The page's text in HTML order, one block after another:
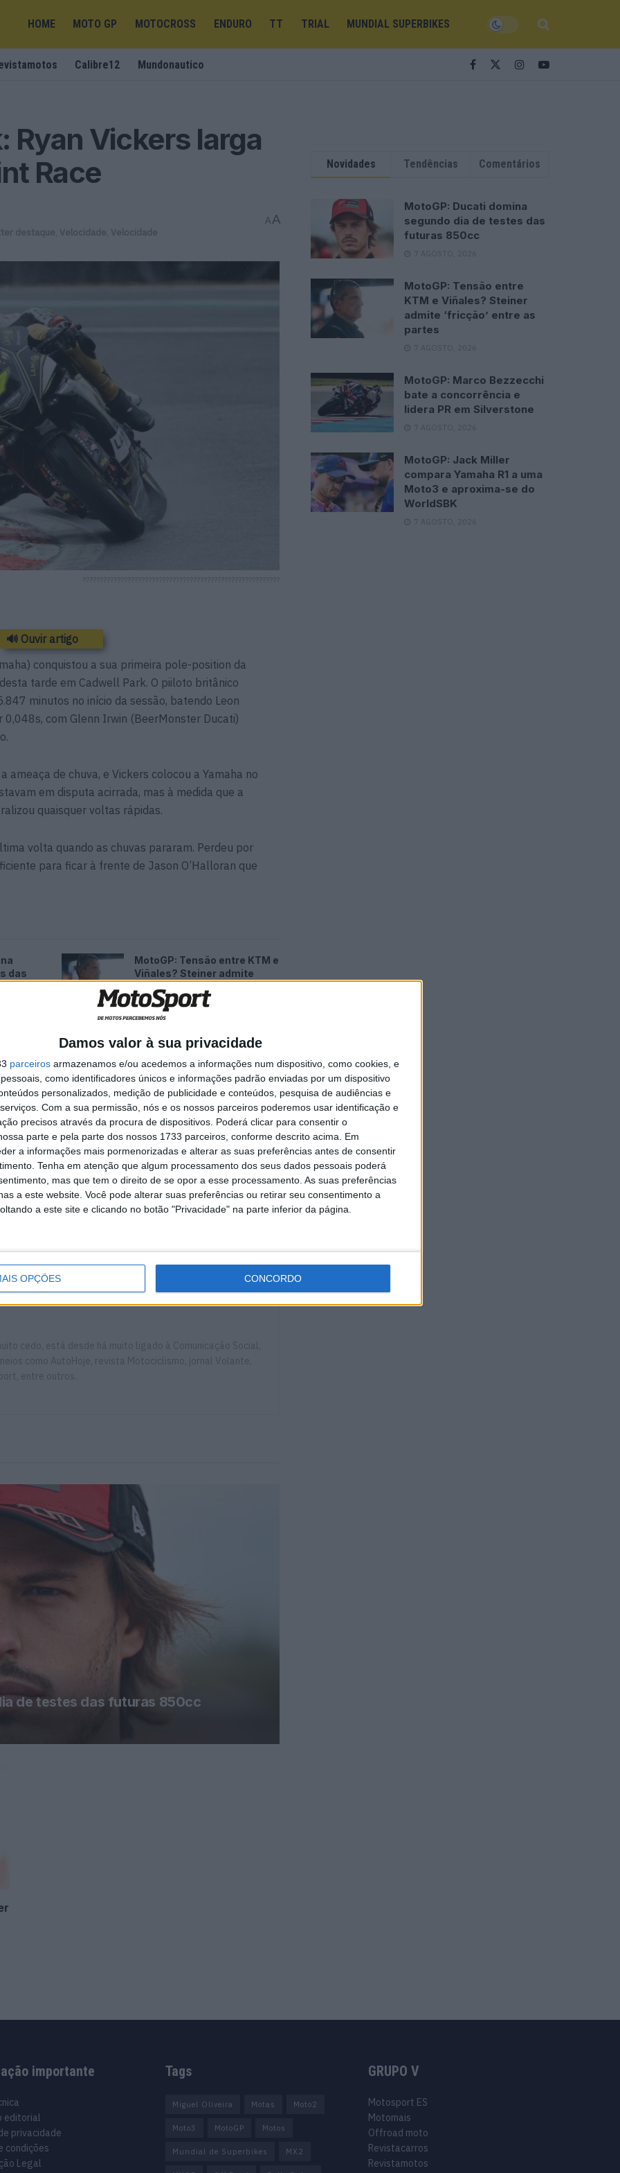
Damos valor à sua privacidade
parceiros armazenamos e/ou acedemos a informações num dispositivo, como cookies, e
como identificadores únicos e informações padrão enviadas por um dispositivo
personalizados, medição de publicidade e conteúdos, pesquisa de audiências e
Com a sua permissão, nós e os nossos parceiros poderemos usar identificação e
precisos através da procura de dispositivos. Poderá clicar para consentir o
parte e pela parte dos nossos 1733 parceiros, conforme descrito acima. Em
a informações mais pormenorizadas e alterar as suas preferências antes de consentir
Tenha em atenção que algum processamento dos seus dados pessoais poderá
mas que tem o direito de se opor a esse processamento. As suas preferências
a este website. Você pode alterar suas preferências ou retirar seu consentimento a
a este site e clicando no botão "Privacidade" na parte inferior da página.
OPÇÕES CONCORDO
HOME MOTO GP MOTOCROSS ENDURO TT TRIAL MUNDIAL SUPERBIKES
Calibre12 Mundonautico
Ryan Vickers larga
Race
destaque Velocidade Velocidade
AA
🔊 Ouvir artigo
conquistou a sua primeira pole-position da
tarde em Cadwell Park. O piiloto britânico
minutos no início da sessão, batendo Leon
0,048s, com Glenn Irwin (BeerMonster Ducati)
ameaça de chuva, e Vickers colocou a Yamaha no
em disputa acirrada, mas à medida que a
quaisquer voltas rápidas.
volta quando as chuvas pararam. Perdeu por
para ficar à frente de Jason O’Halloran que
das
MotoGP: Tensão entre KTM e
Viñales? Steiner admite
‘fricção’ entre as partes
7 AGOSTO, 2026
largará em sétimo, à frente de Christian Iddon e
de Peter Hickman e Josh Brookes para a Sprint
(Yamaha) 1m:25.847s; 2º Leon Haslam (BMW)
4º Kyle Ryde (Yamaha) +0,274s; 5º Jason
cedo, está desde há muito ligado à Comunicação Social,
como AutoHoje, revista Motociclismo, jornal Volante,
entre outros.
de testes das futuras 850cc
Novidades Tendências Comentários
MotoGP: Ducati domina
segundo dia de testes das
futuras 850cc
7 AGOSTO, 2026
MotoGP: Tensão entre
KTM e Viñales? Steiner
admite ‘fricção’ entre as
partes
7 AGOSTO, 2026
MotoGP: Marco Bezzecchi
bate a concorrência e
lidera PR em Silverstone
7 AGOSTO, 2026
MotoGP: Jack Miller
compara Yamaha R1 a uma
Moto3 e aproxima-se do
WorldSBK
7 AGOSTO, 2026
importante
editorial
privacidade
condições
Legal
Tags
Miguel Oliveira Motas Moto2
Moto3 MotoGP Motos
Mundial de Superbikes MX2
GRUPO V
Motosport ES
Motomais
Offroad moto
Revistacarros
Revistamotos